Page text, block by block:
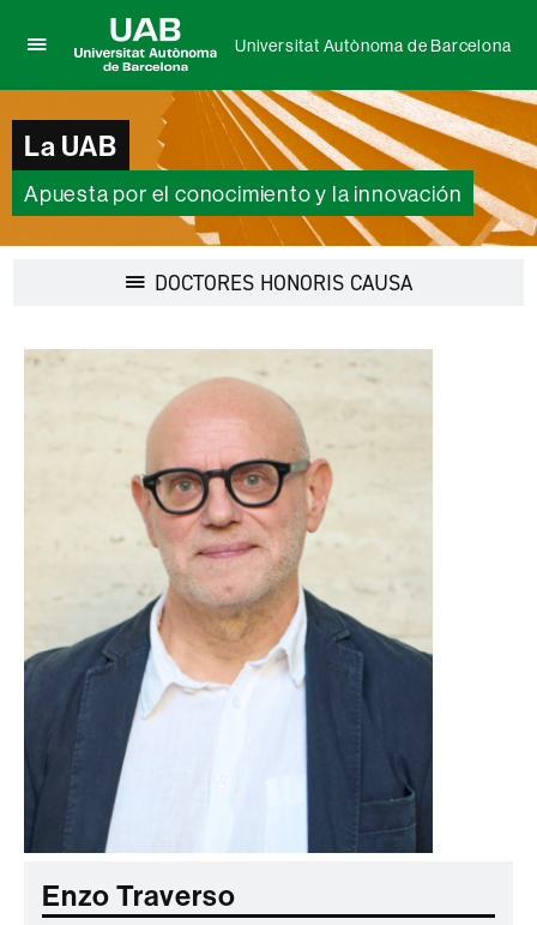
aquí
para
desplegar
el
menú
de
Autònoma
de
Universitat Autònoma de Barcelona
La UAB
Apuesta por el conocimiento y la innovación
DOCTORES HONORIS CAUSA
Enzo Traverso